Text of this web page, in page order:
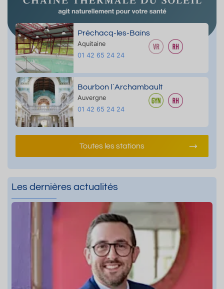
Préchacq-les-Bains
Aquitaine
01 42 65 24 24
Bourbon l`Archambault
Auvergne
01 42 65 24 24
Toutes les stations
Les dernières actualités